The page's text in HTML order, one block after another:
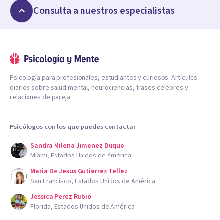
Consulta a nuestros especialistas
Psicología para profesionales, estudiantes y curiosos. Artículos
diarios sobre salud mental, neurociencias, frases célebres y
relaciones de pareja.
Psicólogos con los que puedes contactar
Sandra Milena Jimenez Duque
Miami, Estados Unidos de América
Maria De Jesus Gutierrez Tellez
San Francisco, Estados Unidos de América
Jessica Perez Rubio
Florida, Estados Unidos de América